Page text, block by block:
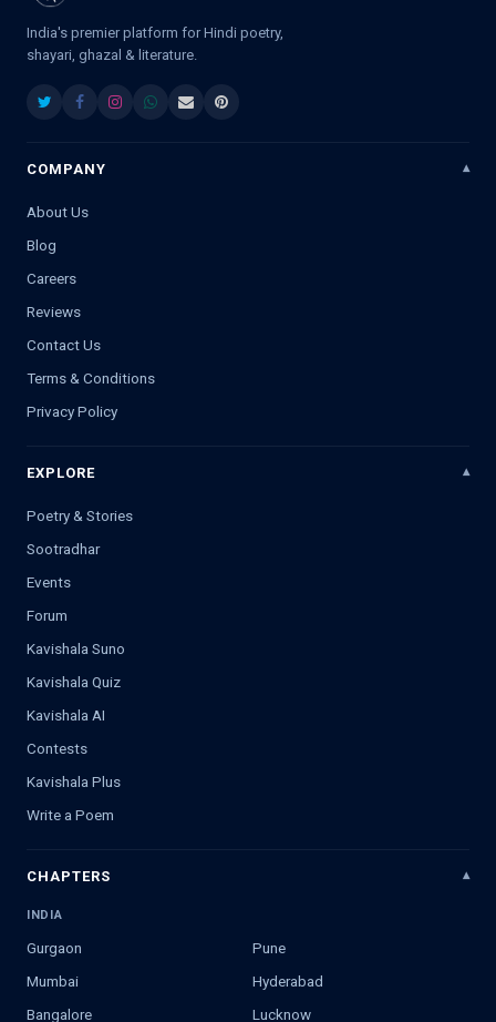
India's premier platform for Hindi poetry,
shayari, ghazal & literature.
COMPANY
About Us
Blog
Careers
Reviews
Contact Us
Terms & Conditions
Privacy Policy
EXPLORE
Poetry & Stories
Sootradhar
Events
Forum
Kavishala Suno
Kavishala Quiz
Kavishala AI
Contests
Kavishala Plus
Write a Poem
CHAPTERS
INDIA
Gurgaon
Pune
Mumbai
Hyderabad
Bangalore
Lucknow